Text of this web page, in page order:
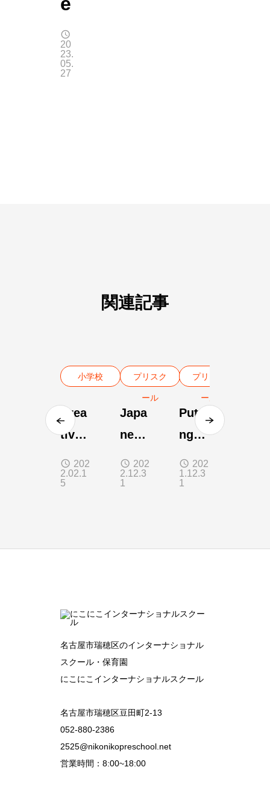
20
23.
05.
27
関連記事
小学校
Crea
tive
Writi
ng
202
2.02.1
5
プリスク
ール
Japa
nese
暗唱
202
2.12.3
1
プリスク
ール
Putti
ng
Wor
ds
202
1.12.3
1
名古屋市瑞穂区のインターナショナル
スクール・保育園
にこにこインターナショナルスクール
名古屋市瑞穂区豆田町2-13
052-880-2386
2525@nikonikopreschool.net
営業時間：8:00~18:00